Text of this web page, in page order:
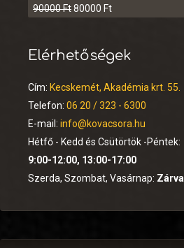
90000Ft80000 Ft
Elérhetőségek
Cím: Kecskemét, Akadémia krt. 55.
Telefon: 06 20 / 323 - 6300
E-mail: info@kovacsora.hu
Hétfő - Kedd és Csütörtök -Péntek:
9:00-12:00, 13:00-17:00
Szerda, Szombat, Vasárnap: Zárva